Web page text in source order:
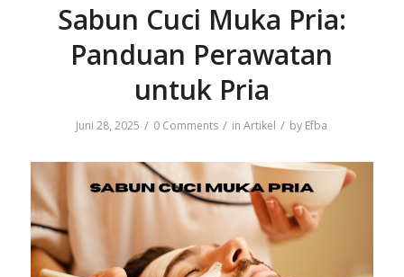
Sabun Cuci Muka Pria:
Panduan Perawatan
untuk Pria
Juni 28, 2025 / 0 Comments / inArtikel / by Efba